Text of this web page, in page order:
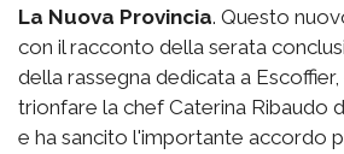
La Nuova Provincia. Questo
con il racconto della serata
della rassegna dedicata a
trionfare la chef Caterina Ribaudo
e ha sancito l'importante accordo